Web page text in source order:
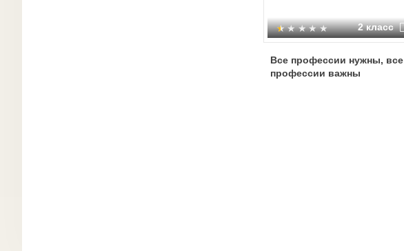
2 класс
Все профессии нужны, все
профессии важны